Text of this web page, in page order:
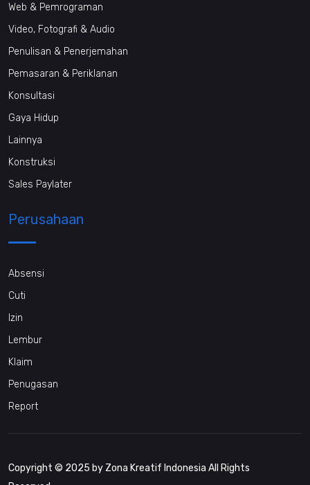
Web & Pemrograman
Video, Fotografi & Audio
Penulisan & Penerjemahan
Pemasaran & Periklanan
Konsultasi
Gaya Hidup
Lainnya
Konstruksi
Sales Paylater
Perusahaan
Absensi
Cuti
Izin
Lembur
Klaim
Penugasan
Report
Copyright © 2025 by Zona Kreatif Indonesia All Rights